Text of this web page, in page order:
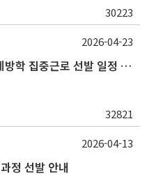
30223
2026학년도 국가근로장학금 하계방학 집중근로 선발 일정 안내
32821
2026-04-23
정 선발 안내
2026-04-13